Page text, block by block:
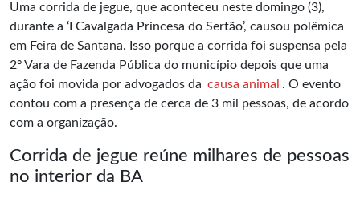
Uma corrida de jegue, que aconteceu neste domingo (3),
durante a ‘I Cavalgada Princesa do Sertão’, causou polêmica
em Feira de Santana. Isso porque a corrida foi suspensa pela
2º Vara de Fazenda Pública do município depois que uma
ação foi movida por advogados da causa animal . O evento
contou com a presença de cerca de 3 mil pessoas, de acordo
com a organização.
Corrida de jegue reúne milhares de pessoas
no interior da BA